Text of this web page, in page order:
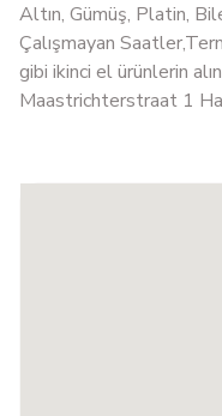
Altın, Gümüş, Platin,
Çalışmayan
gibi ikinci el ürünlerin
Maastrichterstraat 1